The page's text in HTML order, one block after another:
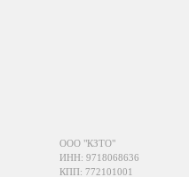
ООО "КЗТО"
ИНН: 9718068636
КПП: 772101001